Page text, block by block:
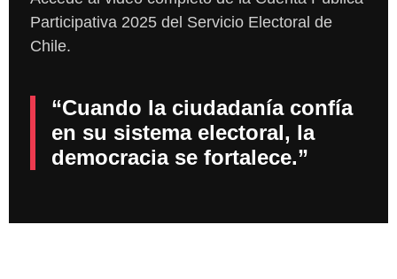
Participativa 2025 del Servicio Electoral de
Chile.
“Cuando la ciudadanía confía
en su sistema electoral, la
democracia se fortalece.”